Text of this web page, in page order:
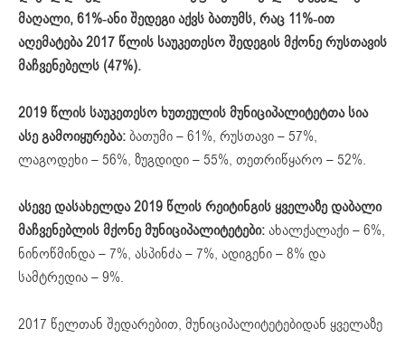
მაღალი,61%-ანიშედეგიაქვსბათუმს,რაც 11%-ით
აღემატება2017 წლის საუკეთესოშედეგისმქონერუსთავის
მაჩვენებელს (47%).
2019 წლის საუკეთესო ხუთეულისმუნიციპალიტეტთა სია
ასეგამოიყურება:ბათუმი – 61%, რუსთავი – 57%,
ლაგოდეხი – 56%, ზუგდიდი – 55%, თეთრიწყარო – 52%.
ასევედასახელდა2019 წლისრეიტინგისყველაზედაბალი
მაჩვენებლისმქონემუნიციპალიტეტები:ახალქალაქი – 6%,
ნინოწმინდა – 7%, ასპინძა – 7%, ადიგენი – 8% და
სამტრედია – 9%.
2017 წელთან შედარებით, მუნიციპალიტეტებიდან ყველაზე